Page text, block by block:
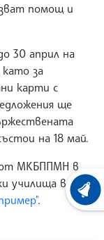
помощ и
30 април на
като за
карти с
ще
на 18 май.
от МКБППМН в
училища в
.